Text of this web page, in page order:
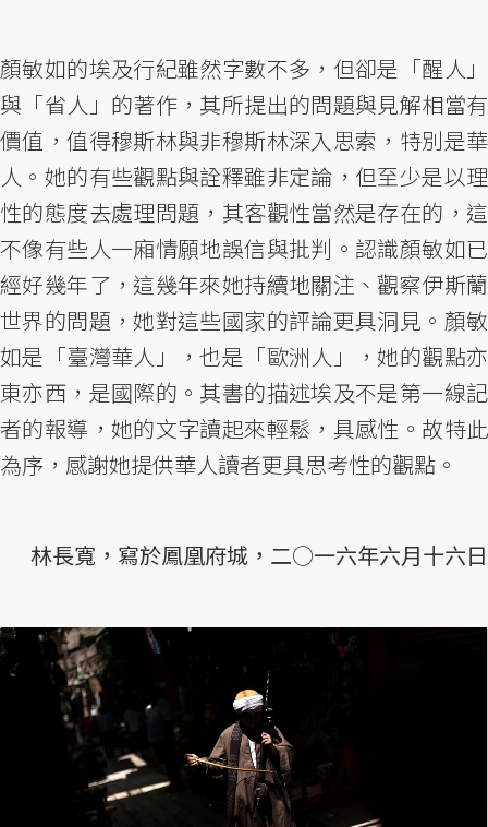
顏敏如的埃及行紀雖然字數不多，但卻是「醒人」
與「省人」的著作，其所提出的問題與見解相當有
價值，值得穆斯林與非穆斯林深入思索，特別是華
人。她的有些觀點與詮釋雖非定論，但至少是以理
性的態度去處理問題，其客觀性當然是存在的，這
不像有些人一廂情願地誤信與批判。認識顏敏如已
經好幾年了，這幾年來她持續地關注、觀察伊斯蘭
世界的問題，她對這些國家的評論更具洞見。顏敏
如是「臺灣華人」，也是「歐洲人」，她的觀點亦
東亦西，是國際的。其書的描述埃及不是第一線記
者的報導，她的文字讀起來輕鬆，具感性。故特此
為序，感謝她提供華人讀者更具思考性的觀點。
林長寬，寫於鳳凰府城，二○一六年六月十六日